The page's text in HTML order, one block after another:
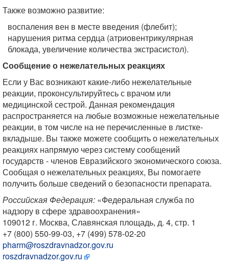
Также возможно развитие:
воспаления вен в месте введения (флебит);
нарушения ритма сердца (атриовентрикулярная
блокада, увеличение количества экстрасистол).
Сообщение о нежелательных реакциях
Если у Вас возникают какие-либо нежелательные
реакции, проконсультируйтесь с врачом или
медицинской сестрой. Данная рекомендация
распространяется на любые возможные нежелательные
реакции, в том числе на не перечисленные в листке-
вкладыше. Вы также можете сообщить о нежелательных
реакциях напрямую через систему сообщений
государств - членов Евразийского экономического союза.
Сообщая о нежелательных реакциях, Вы помогаете
получить больше сведений о безопасности препарата.
Российская Федерация: «Федеральная служба по
надзору в сфере здравоохранения»
109012 г. Москва, Славянская площадь, д. 4, стр. 1
+7 (800) 550-99-03, +7 (499) 578-02-20
pharm@roszdravnadzor.gov.ru
roszdravnadzor.gov.ru